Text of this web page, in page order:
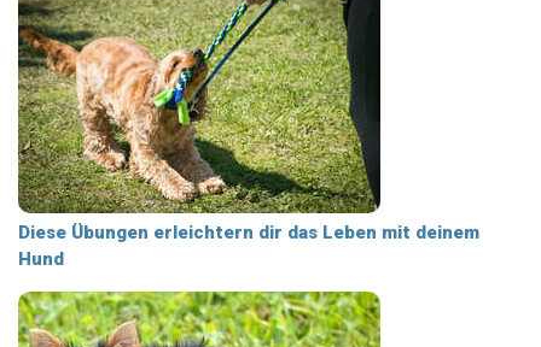
Diese Übungen erleichtern dir das Leben mit deinem
Hund